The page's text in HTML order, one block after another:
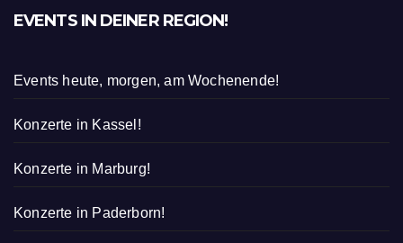
EVENTS IN DEINER REGION!
Events heute, morgen, am Wochenende!
Konzerte in Kassel!
Konzerte in Marburg!
Konzerte in Paderborn!